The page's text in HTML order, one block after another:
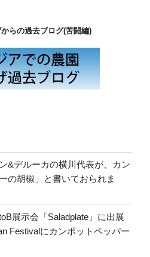
らの過去ブログ(苦闘編)
&デルーカの横川代表が、カン
の胡椒」と書いておられま
展示会「Saladplate」に出展
Festivalにカンポットペッパー